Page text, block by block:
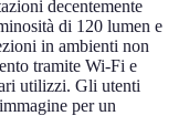
decentemente
di 120 lumen e
in ambienti non
tramite Wi-Fi e
utilizzi. Gli utenti
per un